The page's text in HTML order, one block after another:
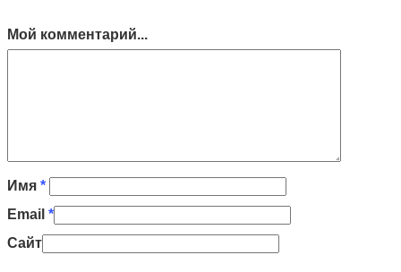
Мой комментарий...
Имя *
Email *
Сайт